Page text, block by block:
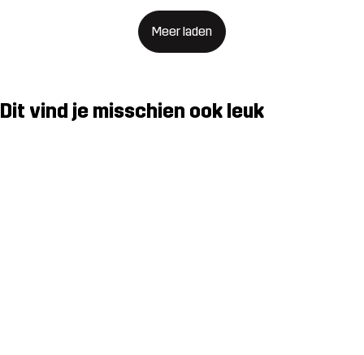
Meer laden
Dit vind je misschien ook leuk